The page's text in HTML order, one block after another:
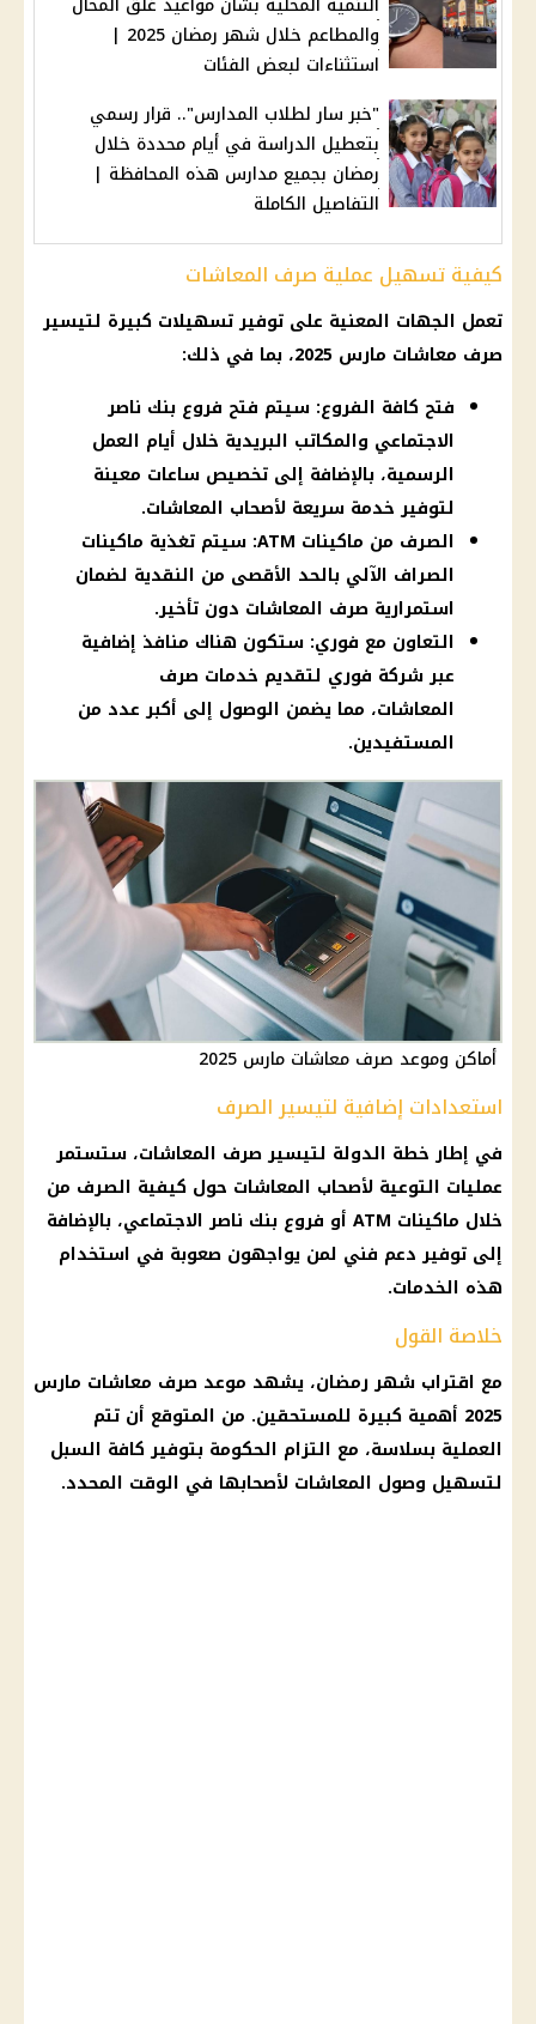
والمطاعم خلال شهر رمضان 2025 |
استثناءات لبعض الفئات
"خبر سار لطلاب المدارس".. قرار رسمي
بتعطيل الدراسة في أيام محددة خلال
رمضان بجميع مدارس هذه المحافظة |
التفاصيل الكاملة
كيفية تسهيل عملية صرف المعاشات
تعمل الجهات المعنية على توفير تسهيلات كبيرة لتيسير
صرف معاشات مارس 2025، بما في ذلك:
فتح كافة الفروع: سيتم فتح فروع بنك ناصر
الاجتماعي والمكاتب البريدية خلال أيام العمل
الرسمية، بالإضافة إلى تخصيص ساعات معينة
لتوفير خدمة سريعة لأصحاب المعاشات.
الصرف من ماكينات ATM: سيتم تغذية ماكينات
الصراف الآلي بالحد الأقصى من النقدية لضمان
استمرارية صرف المعاشات دون تأخير.
التعاون مع فوري: ستكون هناك منافذ إضافية
عبر شركة فوري لتقديم خدمات صرف
المعاشات، مما يضمن الوصول إلى أكبر عدد من
المستفيدين.
أماكن وموعد صرف معاشات مارس 2025
استعدادات إضافية لتيسير الصرف
في إطار خطة الدولة لتيسير صرف المعاشات، ستستمر
عمليات التوعية لأصحاب المعاشات حول كيفية الصرف من
خلال ماكينات ATM أو فروع بنك ناصر الاجتماعي، بالإضافة
إلى توفير دعم فني لمن يواجهون صعوبة في استخدام
هذه الخدمات.
خلاصة القول
مع اقتراب شهر رمضان، يشهد موعد صرف معاشات مارس
2025 أهمية كبيرة للمستحقين. من المتوقع أن تتم
العملية بسلاسة، مع التزام الحكومة بتوفير كافة السبل
لتسهيل وصول المعاشات لأصحابها في الوقت المحدد.